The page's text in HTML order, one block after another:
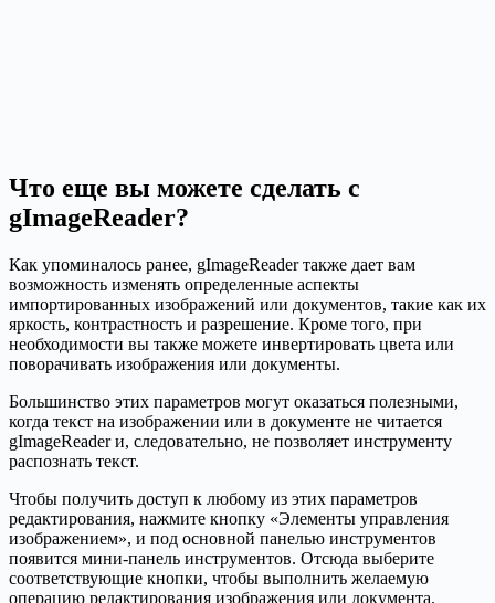
Что еще вы можете сделать с
gImageReader?
Как упоминалось ранее, gImageReader также дает вам
возможность изменять определенные аспекты
импортированных изображений или документов, такие как их
яркость, контрастность и разрешение. Кроме того, при
необходимости вы также можете инвертировать цвета или
поворачивать изображения или документы.
Большинство этих параметров могут оказаться полезными,
когда текст на изображении или в документе не читается
gImageReader и, следовательно, не позволяет инструменту
распознать текст.
Чтобы получить доступ к любому из этих параметров
редактирования, нажмите кнопку «Элементы управления
изображением», и под основной панелью инструментов
появится мини-панель инструментов. Отсюда выберите
соответствующие кнопки, чтобы выполнить желаемую
операцию редактирования изображения или документа.